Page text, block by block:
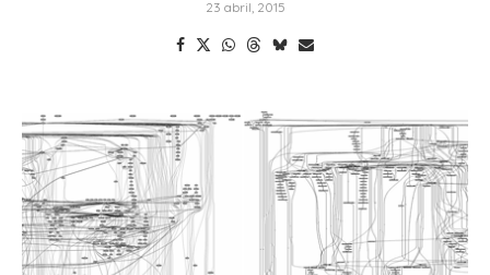
23 abril, 2015